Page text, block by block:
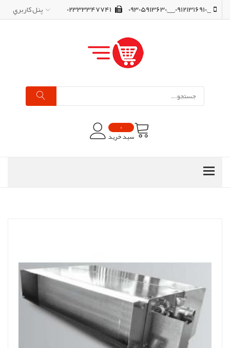
_,09121316910,__,09305913630 پنل کاربري
0
سبد خرید